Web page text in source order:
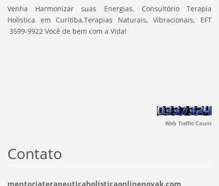
Venha Harmonizar suas Energias, Consultório Terapia
Holistica em Curitiba,Terapias Naturais, Vibracionais, EFT
3599-9922 Você de bem com a Vida!
Web Traffic Count
Contato
mentoriaterapeuticaholisticaonlinenovak.com